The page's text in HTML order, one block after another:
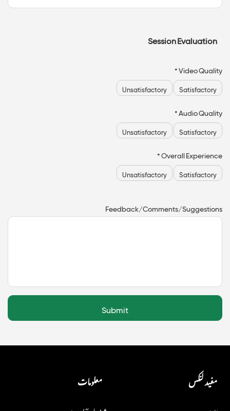
Session Evaluation
Video Quality *
Satisfactory
Unsatisfactory
Audio Quality *
Satisfactory
Unsatisfactory
Overall Experience *
Satisfactory
Unsatisfactory
Feedback/Comments/Suggestions
Submit
مفید لنکس معلومات